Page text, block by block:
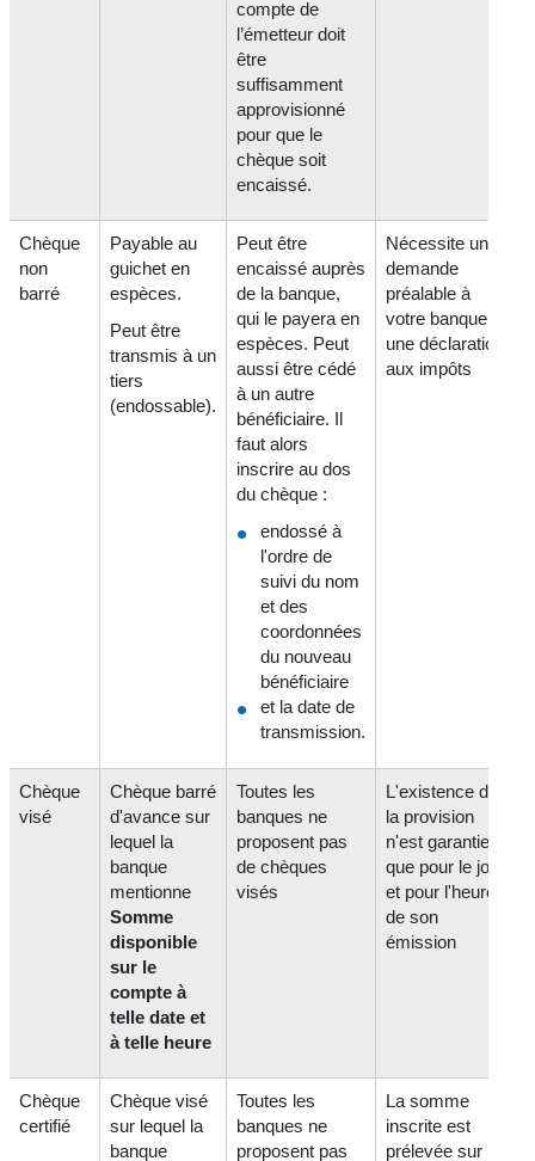
compte de
l’émetteur doit
être
suffisamment
approvisionné
pour que le
chèque soit
encaissé.
Chèque
non
barré
Payable au
guichet en
espèces.
Peut être
transmis à un
tiers
(endossable).
Peut être
encaissé auprès
de la banque,
qui le payera en
espèces. Peut
aussi être cédé
à un autre
bénéficiaire. Il
faut alors
inscrire au dos
du chèque :
endossé à
l'ordre de
suivi du nom
et des
coordonnées
du nouveau
bénéficiaire
et la date de
transmission.
Nécessite une
demande
préalable à
votre banque et
une déclaration
aux impôts
Chèque
visé
Chèque barré
d'avance sur
lequel la
banque
mentionne
Somme
disponible
sur le
compte à
telle date et
à telle heure
Toutes les
banques ne
proposent pas
de chèques
visés
L'existence de
la provision
n'est garantie
que pour le jour
et pour l'heure
de son
émission
Chèque
certifié
Chèque visé
sur lequel la
banque
Toutes les
banques ne
proposent pas
La somme
inscrite est
prélevée sur le